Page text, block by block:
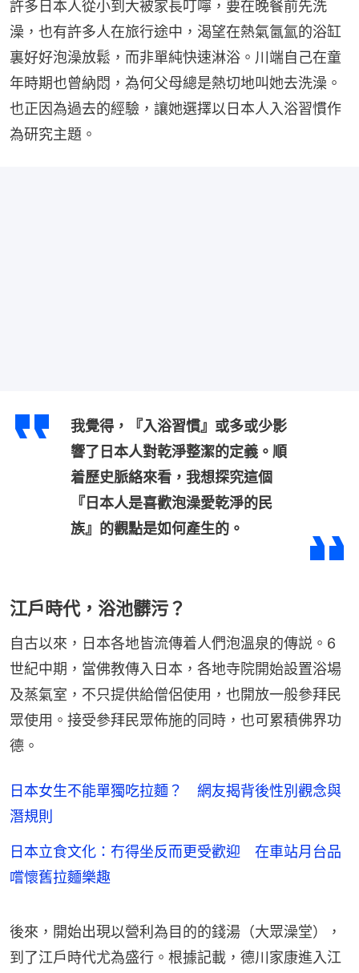
許多日本人從小到大被家長叮嚀，要在晚餐前先洗
澡，也有許多人在旅行途中，渴望在熱氣𣱣氳的浴缸
裏好好泡澡放鬆，而非單純快速淋浴。川端自己在童
年時期也曾納悶，為何父母總是熱切地叫她去洗澡。
也正因為過去的經驗，讓她選擇以日本人入浴習慣作
為研究主題。
我覺得，『入浴習慣』或多或少影
響了日本人對乾淨整潔的定義。順
着歷史脈絡來看，我想探究這個
『日本人是喜歡泡澡愛乾淨的民
族』的觀點是如何產生的。
江戶時代，浴池髒污？
自古以來，日本各地皆流傳着人們泡溫泉的傳説。6
世紀中期，當佛教傳入日本，各地寺院開始設置浴場
及蒸氣室，不只提供給僧侶使用，也開放一般參拜民
眾使用。接受參拜民眾佈施的同時，也可累積佛界功
德。
日本女生不能單獨吃拉麵？ 網友揭背後性別觀念與
潛規則
日本立食文化：冇得坐反而更受歡迎 在車站月台品
嚐懷舊拉麵樂趣
後來，開始出現以營利為目的的錢湯（大眾澡堂），
到了江戶時代尤為盛行。根據記載，德川家康進入江